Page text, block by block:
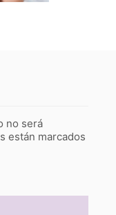
no será
están marcados